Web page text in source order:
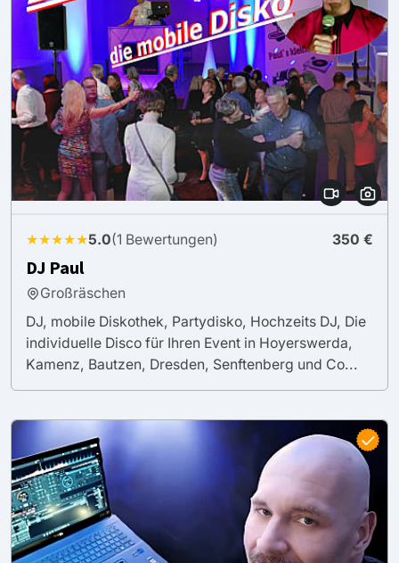
★★★★★5.0(1 Bewertungen) 350 €
DJ Paul
Großräschen
DJ, mobile Diskothek, Partydisko, Hochzeits DJ, Die
individuelle Disco für Ihren Event in Hoyerswerda,
Kamenz, Bautzen, Dresden, Senftenberg und Co...